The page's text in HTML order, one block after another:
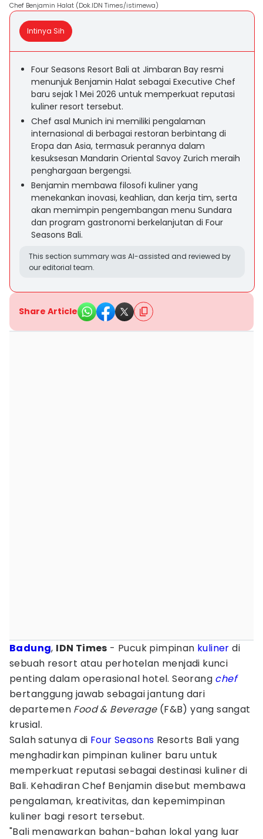
Chef Benjamin Halat (Dok.IDN Times/istimewa)
Intinya Sih
Four Seasons Resort Bali at Jimbaran Bay resmi
menunjuk Benjamin Halat sebagai Executive Chef
baru sejak 1 Mei 2026 untuk memperkuat reputasi
kuliner resort tersebut.
Chef asal Munich ini memiliki pengalaman
internasional di berbagai restoran berbintang di
Eropa dan Asia, termasuk perannya dalam
kesuksesan Mandarin Oriental Savoy Zurich meraih
penghargaan bergengsi.
Benjamin membawa filosofi kuliner yang
menekankan inovasi, keahlian, dan kerja tim, serta
akan memimpin pengembangan menu Sundara
dan program gastronomi berkelanjutan di Four
Seasons Bali.
This section summary was AI-assisted and reviewed by
our editorial team.
Share Article
Badung, IDN Times - Pucuk pimpinan kuliner di
sebuah resort atau perhotelan menjadi kunci
penting dalam operasional hotel. Seorang chef
bertanggung jawab sebagai jantung dari
departemen Food & Beverage(F&B) yang sangat
krusial.
Salah satunya di Four Seasons Resorts Bali yang
menghadirkan pimpinan kuliner baru untuk
memperkuat reputasi sebagai destinasi kuliner di
Bali. Kehadiran Chef Benjamin disebut membawa
pengalaman, kreativitas, dan kepemimpinan
kuliner bagi resort tersebut.
"Bali menawarkan bahan-bahan lokal yang luar